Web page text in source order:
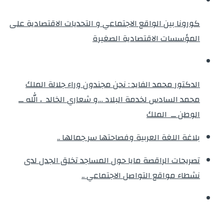
كورونا بين الواقع الاجتماعي و التحديات الاقتصادية على
المؤسسات الاقتصادية الصغيرة
الدكتور محمد الفايد : نحن مجندون وراء جلالة الملك
محمد السادس لخدمة البلاد …و شعاري الخالد ، الله ــ
الوطن ــ الملك
بلاغة اللغة العربية وفصاحتها سر جمالها ..
تصريحات الراقصة مايا حول المساجد تخلق الجدل لدى
نشطاء مواقع التواصل الاجتماعي ..